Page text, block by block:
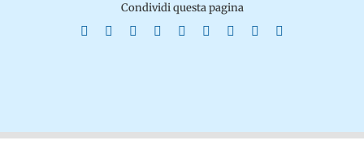
Condividi questa pagina
Facebook Reddit LinkedInWhatsApp
TumblrPinterest